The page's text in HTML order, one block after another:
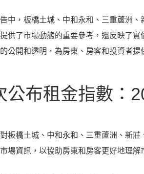
中，板橋土城、中和永和、三重蘆洲
供了市場動態的重要參考，還反映了
公開和透明，為房東、房客和投資者
公布租金指數：
板橋土城、中和永和、三重蘆洲、新
場資訊，以協助房東和房客更好地理解